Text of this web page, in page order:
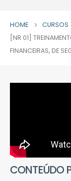
HOME CURSOS
[NR 01]
FINANCEIRAS, DE
CONTEÚDO